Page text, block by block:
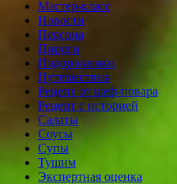
Мастер-класс
Новости
Персона
Пироги
Подорожники
Путешествия
Рецепт от шеф-повара
Рецепт с историей
Салаты
Соусы
Супы
Тушим
Экспертная оценка